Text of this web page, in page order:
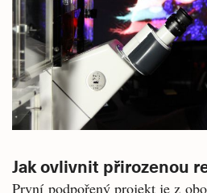
Jak ovlivnit přirozenou
První podpořený projekt je z